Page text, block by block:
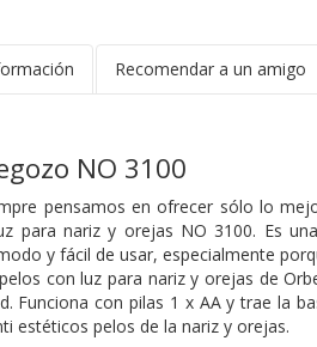
Recomendar a un amigo
NO 3100
pensamos en ofrecer sólo lo
para nariz y orejas NO 3100. Es
y fácil de usar, especialmente
con luz para nariz y orejas de
Funciona con pilas 1 x AA y trae la
estéticos pelos de la nariz y orejas.